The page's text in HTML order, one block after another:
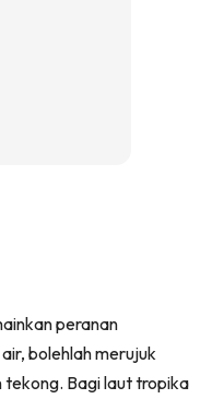
peranan
bolehlah merujuk
Bagi laut tropika